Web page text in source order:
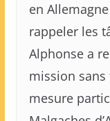
en
rappeler les
Alphonse a
mission
mesure